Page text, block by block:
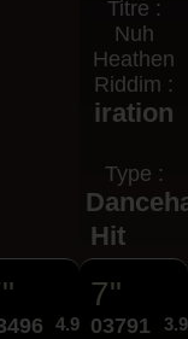
Titre :
Nuh
Heathen
Riddim :
iration
Type :
Hit
4.95€
7"
03791